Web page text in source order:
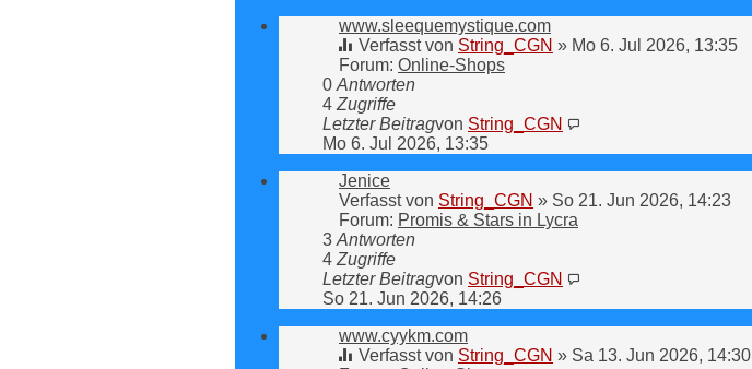
www.sleequemystique.com
Verfasst von String_CGN » Mo 6. Jul 2026, 13:35
Forum: Online-Shops
0Antworten
4Zugriffe
Letzter Beitragvon String_CGN
Mo 6. Jul 2026, 13:35
Jenice
Verfasst von String_CGN » So 21. Jun 2026, 14:23
Forum: Promis & Stars in Lycra
3Antworten
4Zugriffe
Letzter Beitragvon String_CGN
So 21. Jun 2026, 14:26
www.cyykm.com
Verfasst von String_CGN » Sa 13. Jun 2026, 14:30